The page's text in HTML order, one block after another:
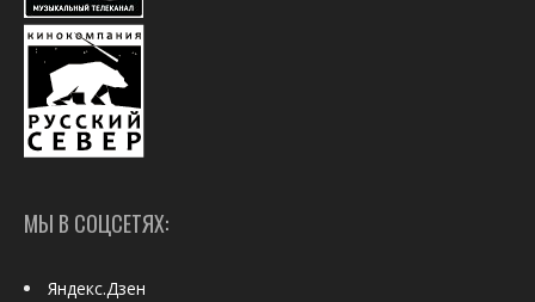
МЫ В СОЦСЕТЯХ:
Яндекс.Дзен